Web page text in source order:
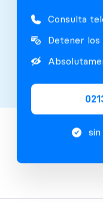
Consulta
Detener los